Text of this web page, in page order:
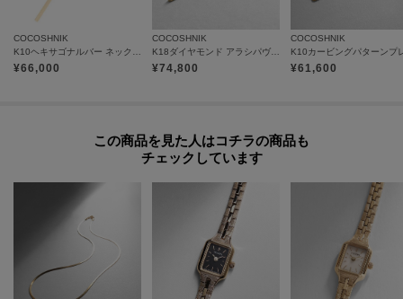
COCOSHNIK
K10ヘキサゴナルバー ネックレス大
¥66,000
COCOSHNIK
K18ダイヤモンド アラシパヴェ バーネックレス
¥74,800
COCOSHNIK
¥61,600
この商品を見た人はコチラの商品も
チェックしています